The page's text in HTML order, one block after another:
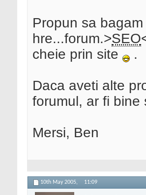
Propun sa
hre...forum.>SEO
cheie prin site
.
Daca aveti alte
forumul, ar fi bine
Mersi, Ben
10th May 2005, 11:09